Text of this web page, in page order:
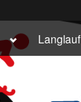
Toggle
sub-
menu
Langlauf